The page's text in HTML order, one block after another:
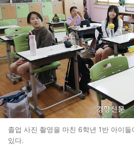
졸업 사진 촬영을 마친 6학년 1반 아이들
있다.